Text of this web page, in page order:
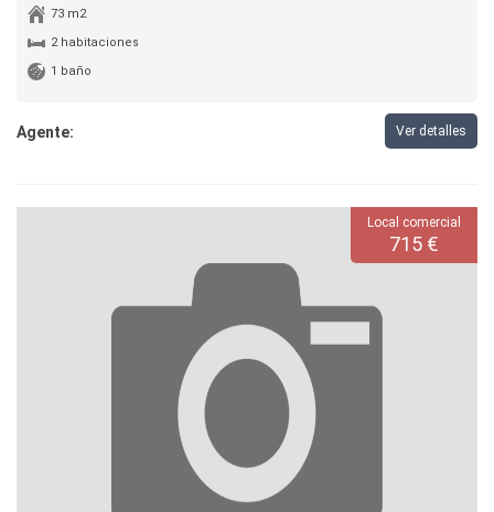
73 m2
2 habitaciones
1 baño
Agente: Ver detalles
Local comercial
715 €